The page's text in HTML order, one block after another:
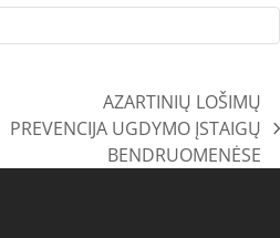
next
post:
AZARTINIŲ LOŠIMŲ
PREVENCIJA UGDYMO ĮSTAIGŲ
BENDRUOMENĖSE